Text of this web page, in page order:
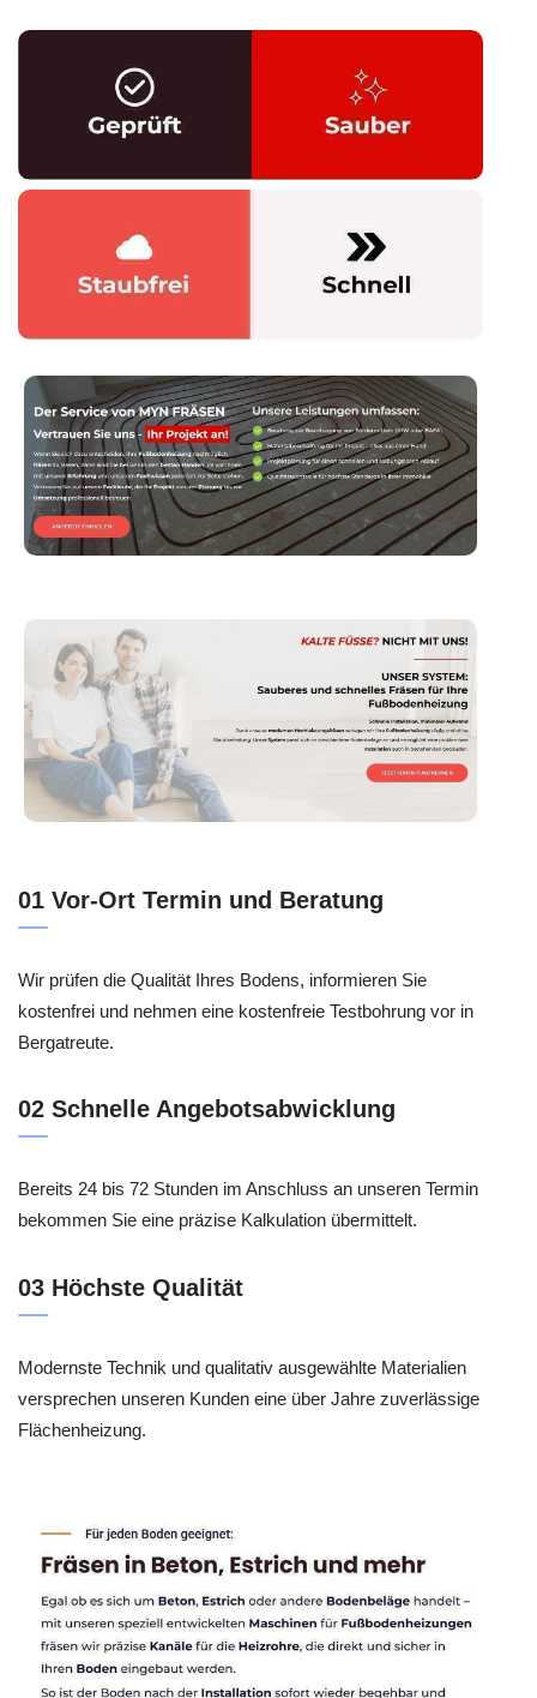
01 Vor-Ort Termin und Beratung
Wir prüfen die Qualität Ihres Bodens, informieren Sie
kostenfrei und nehmen eine kostenfreie Testbohrung vor in
Bergatreute.
02 Schnelle Angebotsabwicklung
Bereits 24 bis 72 Stunden im Anschluss an unseren Termin
bekommen Sie eine präzise Kalkulation übermittelt.
03 Höchste Qualität
Modernste Technik und qualitativ ausgewählte Materialien
versprechen unseren Kunden eine über Jahre zuverlässige
Flächenheizung.